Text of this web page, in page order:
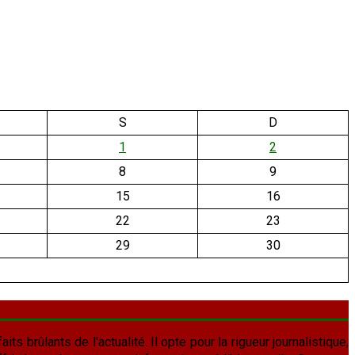
S
D
1
2
8
9
15
16
22
23
29
30
brûlants de l'actualité. Il opte pour la rigueur journalistique,